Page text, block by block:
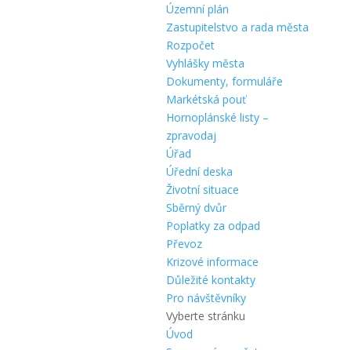
Územní plán
Zastupitelstvo a rada města
Rozpočet
Vyhlášky města
Dokumenty, formuláře
Markétská pouť
Hornoplánské listy –
zpravodaj
Úřad
Úřední deska
Životní situace
Sběrný dvůr
Poplatky za odpad
Převoz
Krizové informace
Důležité kontakty
Pro návštěvníky
Vyberte stránku
Úvod